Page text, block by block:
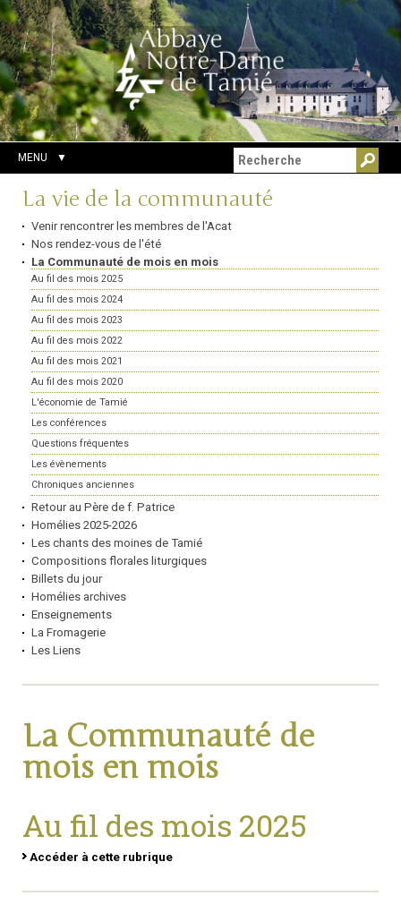
Aller
au
contenu.
|
Aller
à
la
navigation
Outils
personnels
Chercher par
Recherche
avancée…
MENU
Navigation
La vie de la communauté
Venir rencontrer les membres de l'Acat
Nos rendez-vous de l'été
La Communauté de mois en mois
Au fil des mois 2025
Au fil des mois 2024
Au fil des mois 2023
Au fil des mois 2022
Au fil des mois 2021
Au fil des mois 2020
L'économie de Tamié
Les conférences
Questions fréquentes
Les évènements
Chroniques anciennes
Retour au Père de f. Patrice
Homélies 2025-2026
Les chants des moines de Tamié
Compositions florales liturgiques
Billets du jour
Homélies archives
Enseignements
La Fromagerie
Les Liens
La Communauté de
mois en mois
Au fil des mois 2025
Accéder à cette rubrique